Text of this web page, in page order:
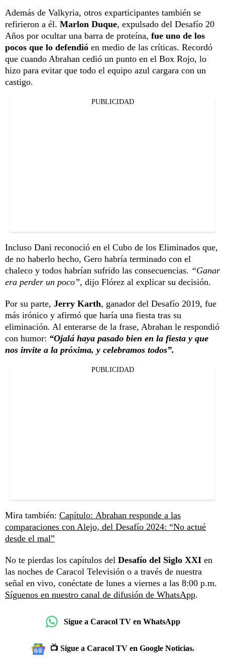
Además de Valkyria, otros exparticipantes también se
refirieron a él. Marlon Duque, expulsado del Desafío 20
Años por ocultar una barra de proteína, fue uno de los
pocos que lo defendió en medio de las críticas. Recordó
que cuando Abrahan cedió un punto en el Box Rojo, lo
hizo para evitar que todo el equipo azul cargara con un
castigo.
PUBLICIDAD
Incluso Dani reconoció en el Cubo de los Eliminados que,
de no haberlo hecho, Gero habría terminado con el
chaleco y todos habrían sufrido las consecuencias. “Ganar
era perder un poco”, dijo Flórez al explicar su decisión.
Por su parte, Jerry Karth, ganador del Desafío 2019, fue
más irónico y afirmó que haría una fiesta tras su
eliminación. Al enterarse de la frase, Abrahan le respondió
con humor: “Ojalá haya pasado bien en la fiesta y que
nos invite a la próxima, y celebramos todos”.
PUBLICIDAD
Mira también: Capítulo: Abrahan responde a las
comparaciones con Alejo, del Desafío 2024: “No actué
desde el mal”
No te pierdas los capítulos del Desafío del Siglo XXI en
las noches de Caracol Televisión o a través de nuestra
señal en vivo, conéctate de lunes a viernes a las 8:00 p.m.
Síguenos en nuestro canal de difusión de WhatsApp.
Sigue a Caracol TV en WhatsApp
📺 Sigue a Caracol TV en Google Noticias.